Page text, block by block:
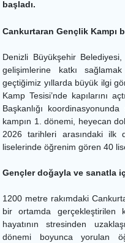
başladı.
Cankurtaran Gençlik Kampı
Denizli Büyükşehir
gelişimlerine katkı
geçtiğimiz yıllarda büyük ilgi
Kamp Tesisi’nde kapılarını
Başkanlığı
kampın 1. dönemi, heyecan
2026 tarihleri arasındaki ilk
liselerinde öğrenim gören 40
Gençler doğayla ve sanatla
1200 metre rakımdaki
bir ortamda gerçekleştirilen
hayatının stresinden
dönemi boyunca yorulan